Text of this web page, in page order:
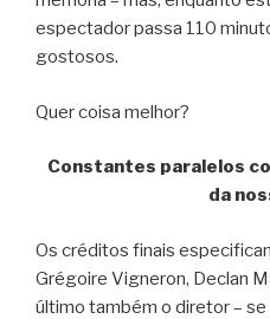
espectador passa 110
gostosos.
Quer coisa melhor?
Constantes paralelos
da
Os créditos finais
Grégoire Vigneron, Declan
último também o diretor – se